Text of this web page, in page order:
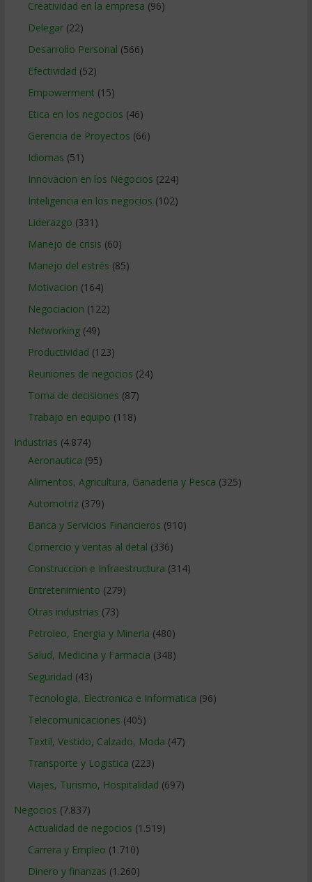
Creatividad en la empresa (96)
Delegar(22)
Desarrollo Personal (566)
Efectividad (52)
Empowerment (15)
Etica en los negocios (46)
Gerencia de Proyectos (66)
Idiomas (51)
Innovacion en los Negocios (224)
Inteligencia en los negocios (102)
Liderazgo (331)
Manejo de crisis (60)
Manejo del estrés (85)
Motivacion (164)
Negociacion (122)
Networking(49)
Productividad (123)
Reuniones de negocios (24)
Toma de decisiones (87)
Trabajo en equipo (118)
Industrias (4.874)
Aeronautica (95)
Alimentos, Agricultura, Ganaderia y Pesca (325)
Automotriz(379)
Banca y Servicios Financieros (910)
Comercio y ventas al detal (336)
Construccion e Infraestructura (314)
Entretenimiento (279)
Otras industrias (73)
Petroleo, Energia y Mineria (480)
Salud, Medicina y Farmacia (348)
Seguridad (43)
Tecnologia, Electronica e Informatica (96)
Telecomunicaciones (405)
Textil, Vestido, Calzado, Moda (47)
Transporte y Logistica (223)
Viajes, Turismo, Hospitalidad (697)
Negocios (7.837)
Actualidad de negocios (1.519)
Carrera y Empleo (1.710)
Dinero y finanzas (1.260)